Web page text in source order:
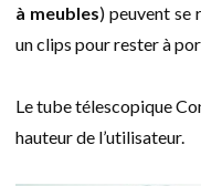
à meubles) peuvent se
un clips pour rester à
Le tube télescopique
hauteur de l’utilisateur.